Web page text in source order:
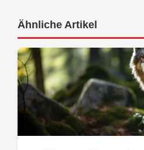
Ähnliche Artikel